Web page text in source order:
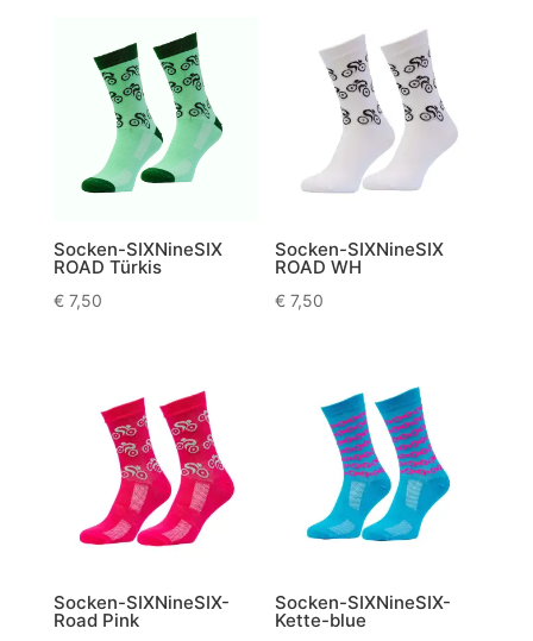
€ 99,00€ 83,00.
€ 99,00€ 83,00.
Socken-SIXNineSIX
ROAD Türkis
€7,50
Socken-SIXNineSIX
ROAD WH
€ 7,50
Socken-SIXNineSIX-
Road Pink
Socken-SIXNineSIX-
Kette-blue